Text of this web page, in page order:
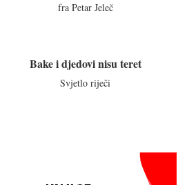
fra Petar Jeleč
Bake i djedovi nisu teret
Svjetlo riječi